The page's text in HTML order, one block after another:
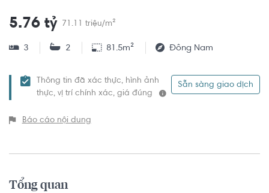
5.76 tỷ 71.11 triệu/m²
3 2 81.5m² Đông Nam
Thông tin đã xác thực, hình ảnh
thực, vị trí chính xác, giá đúng
Sẵn sàng giao dịch
Báo cáo nội dung
Tổng quan